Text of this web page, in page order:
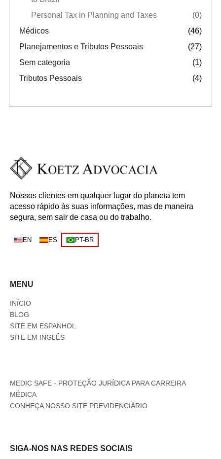
Personal Tax in Planning and Taxes
(0)
Médicos
(46)
Planejamentos e Tributos Pessoais
(27)
Sem categoria
(1)
Tributos Pessoais
(4)
Nossos clientes em qualquer lugar do planeta tem
acesso rápido às suas informações, mas de maneira
segura, sem sair de casa ou do trabalho.
EN ES PT-BR
MENU
INÍCIO
BLOG
SITE EM ESPANHOL
SITE EM INGLÊS
MEDIC SAFE - PROTEÇÃO JURÍDICA PARA CARREIRA
MÉDICA
CONHEÇA NOSSO SITE PREVIDENCIÁRIO
SIGA-NOS NAS REDES SOCIAIS